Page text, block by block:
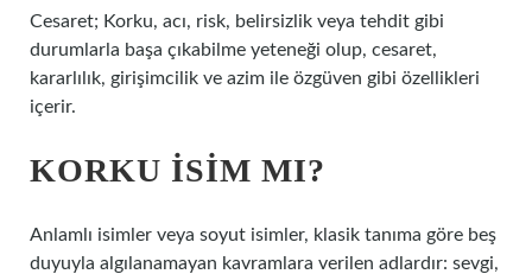
Cesaret; Korku, acı, risk, belirsizlik veya tehdit gibi
durumlarla başa çıkabilme yeteneği olup, cesaret,
kararlılık, girişimcilik ve azim ile özgüven gibi özellikleri
içerir.
KORKU ISIM MI?
Anlamlı isimler veya soyut isimler, klasik tanıma göre beş
duyuyla algılanamayan kavramlara verilen adlardır: sevgi,